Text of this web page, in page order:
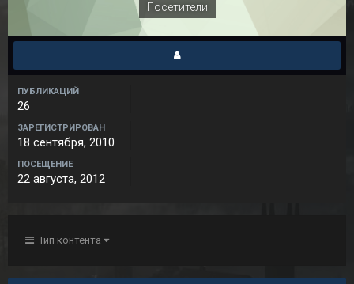
Посетители
ПУБЛИКАЦИЙ
26
ЗАРЕГИСТРИРОВАН
18 сентября, 2010
ПОСЕЩЕНИЕ
22 августа, 2012
Тип контента